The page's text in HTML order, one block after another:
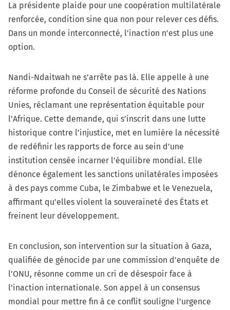
La présidente plaide pour une coopération multilatérale
renforcée, condition sine qua non pour relever ces défis.
Dans un monde interconnecté, l’inaction n'est plus une
option.
Nandi-Ndaitwah ne s’arrête pas là. Elle appelle à une
réforme profonde du Conseil de sécurité des Nations
Unies, réclamant une représentation équitable pour
l’Afrique. Cette demande, qui s’inscrit dans une lutte
historique contre l’injustice, met en lumière la nécessité
de redéfinir les rapports de force au sein d’une
institution censée incarner l’équilibre mondial. Elle
dénonce également les sanctions unilatérales imposées
à des pays comme Cuba, le Zimbabwe et le Venezuela,
affirmant qu’elles violent la souveraineté des États et
freinent leur développement.
En conclusion, son intervention sur la situation à Gaza,
qualifiée de génocide par une commission d’enquête de
l’ONU, résonne comme un cri de désespoir face à
l’inaction internationale. Son appel à un consensus
mondial pour mettre fin à ce conflit souligne l’urgence